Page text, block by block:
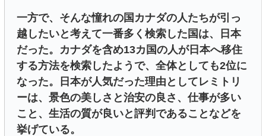
一方で、そんな憧れの国カナダの人たちが引っ
越したいと考えて一番多く検索した国は、日本
だった。カナダを含め13カ国の人が日本へ移住
する方法を検索したようで、全体としても2位に
なった。日本が人気だった理由としてレミトリ
ーは、景色の美しさと治安の良さ、仕事が多い
こと、生活の質が良いと評判であることなどを
挙げている。